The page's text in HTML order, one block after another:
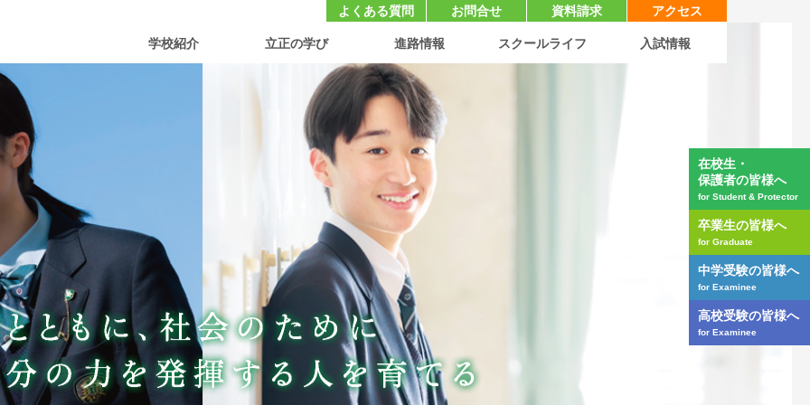
学付属 立正中学校・高等学校
学校紹介 立正の学び 進路情報 スクールライフ 入試情報
よくある質問 お問合せ 資料請求 アクセス
仲間とともに、社会のために 自分
在校生・
保護者の皆様へ
for Student & Protector
卒業生の皆様へ
for Graduate
中学受験の皆様へ
for Examinee
高校受験の皆様へ
for Examinee